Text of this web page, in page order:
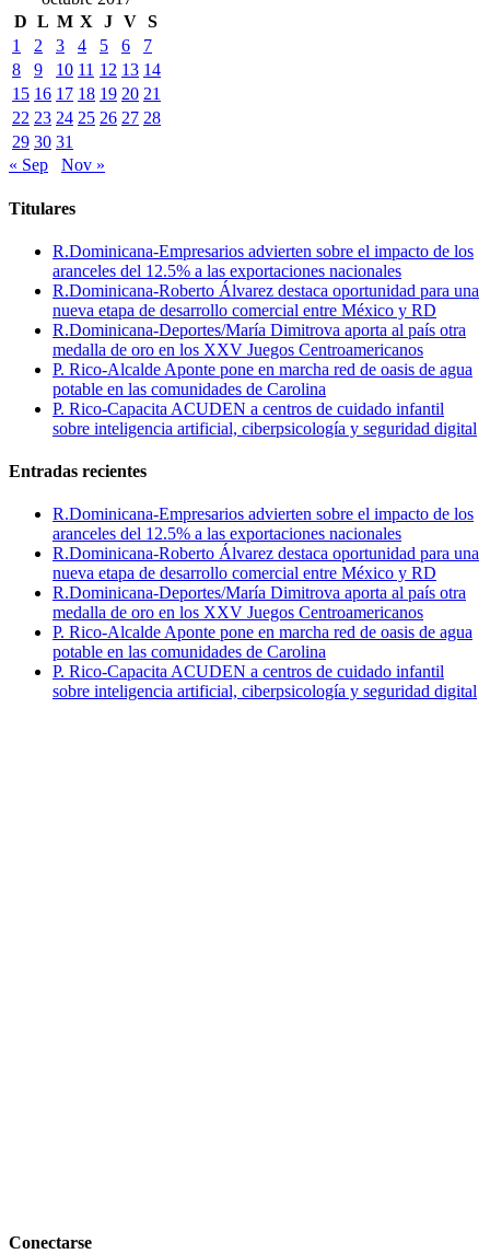
D L M X J V S
1
2 3 4 5 6
7
8
9 10 11 12 13 14
15 16 17 18 19 20 21
22 23 24 25 26 27 28
29 30 31
« Sep
Nov »
Titulares
R.Dominicana-Empresarios advierten sobre el impacto de los
aranceles del 12.5% a las exportaciones nacionales
R.Dominicana-Roberto Álvarez destaca oportunidad para una
nueva etapa de desarrollo comercial entre México y RD
R.Dominicana-Deportes/María Dimitrova aporta al país otra
medalla de oro en los XXV Juegos Centroamericanos
P. Rico-Alcalde Aponte pone en marcha red de oasis de agua
potable en las comunidades de Carolina
P. Rico-Capacita ACUDEN a centros de cuidado infantil
sobre inteligencia artificial, ciberpsicología y seguridad digital
Entradas recientes
R.Dominicana-Empresarios advierten sobre el impacto de los
aranceles del 12.5% a las exportaciones nacionales
R.Dominicana-Roberto Álvarez destaca oportunidad para una
nueva etapa de desarrollo comercial entre México y RD
R.Dominicana-Deportes/María Dimitrova aporta al país otra
medalla de oro en los XXV Juegos Centroamericanos
P. Rico-Alcalde Aponte pone en marcha red de oasis de agua
potable en las comunidades de Carolina
P. Rico-Capacita ACUDEN a centros de cuidado infantil
sobre inteligencia artificial, ciberpsicología y seguridad digital
Conectarse